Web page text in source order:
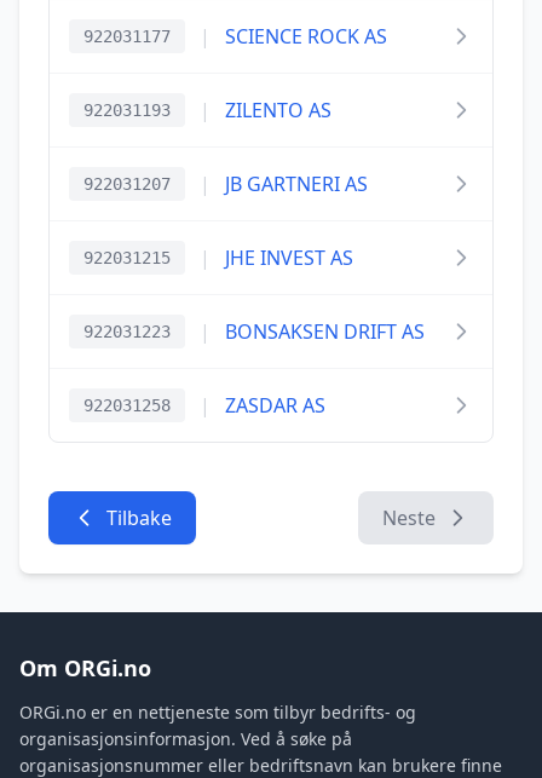
922031177 | SCIENCE ROCK AS
922031193 | ZILENTO AS
922031207 | JB GARTNERI AS
922031215 | JHE INVEST AS
922031223 | BONSAKSEN DRIFT AS
922031258 | ZASDAR AS
Tilbake Neste
Om ORGi.no
ORGi.no er en nettjeneste som tilbyr bedrifts- og
organisasjonsinformasjon. Ved å søke på
organisasjonsnummer eller bedriftsnavn kan brukere finne